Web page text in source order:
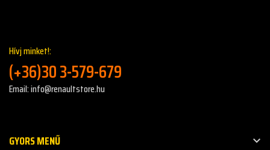
Hívj minket!:
(+36)30 3-579-679
Email: info@renaultstore.hu
GYORS MENŰ 